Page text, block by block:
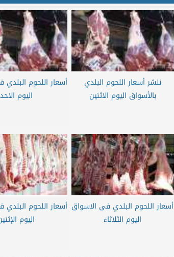
ننشر أسعار اللحوم البلدي
بالأسواق اليوم الاثنين
أسعار اللحوم
اليوم الاحد
أسعار اللحوم البلدي فى الاسواق
اليوم الثلاثاء
أسعار اللحوم
اليوم